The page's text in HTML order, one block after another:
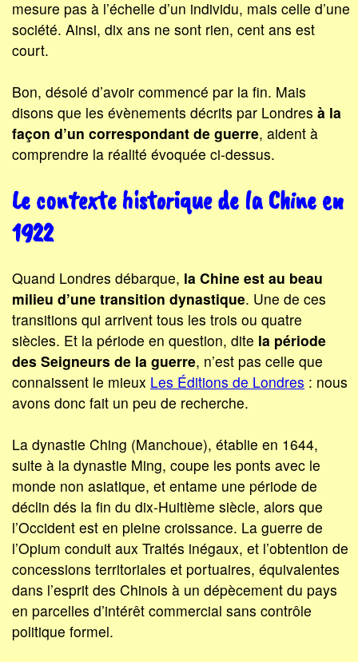
mesure pas à l’échelle d’un individu, mais celle d’une
société. Ainsi, dix ans ne sont rien, cent ans est
court.
Bon, désolé d’avoir commencé par la fin. Mais
disons que les évènements décrits par Londres à la
façon d’un correspondant de guerre, aident à
comprendre la réalité évoquée ci-dessus.
Le contexte historique de la Chine en
1922
Quand Londres débarque, la Chine est au beau
milieu d’une transition dynastique. Une de ces
transitions qui arrivent tous les trois ou quatre
siècles. Et la période en question, dite la période
des Seigneurs de la guerre, n’est pas celle que
connaissent le mieux Les Éditions de Londres : nous
avons donc fait un peu de recherche.
La dynastie Ching (Manchoue), établie en 1644,
suite à la dynastie Ming, coupe les ponts avec le
monde non asiatique, et entame une période de
déclin dés la fin du dix-Huitième siècle, alors que
l’Occident est en pleine croissance. La guerre de
l’Opium conduit aux Traités inégaux, et l’obtention de
concessions territoriales et portuaires, équivalentes
dans l’esprit des Chinois à un dépècement du pays
en parcelles d’intérêt commercial sans contrôle
politique formel.